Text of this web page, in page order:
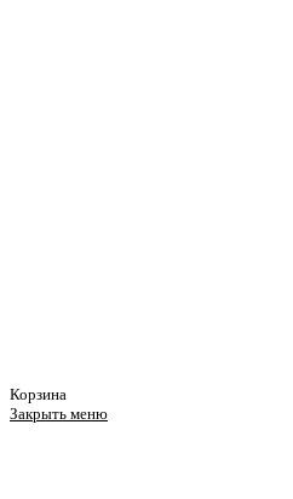
Корзина
Закрыть меню